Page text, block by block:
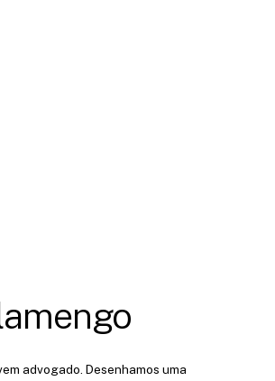
advogado. Desenhamos uma